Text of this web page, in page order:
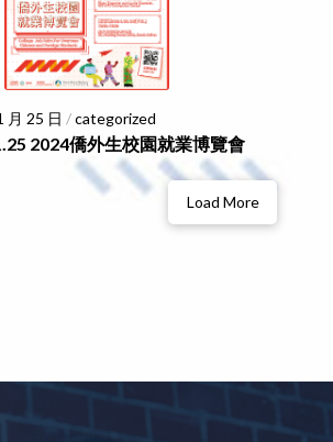
月 25 日 /categorized
2024僑外生校園就業博覽會
Load More